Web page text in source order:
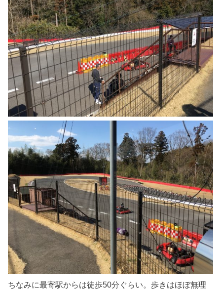
ちなみに最寄駅からは徒歩50分ぐらい。歩きはほぼ無理